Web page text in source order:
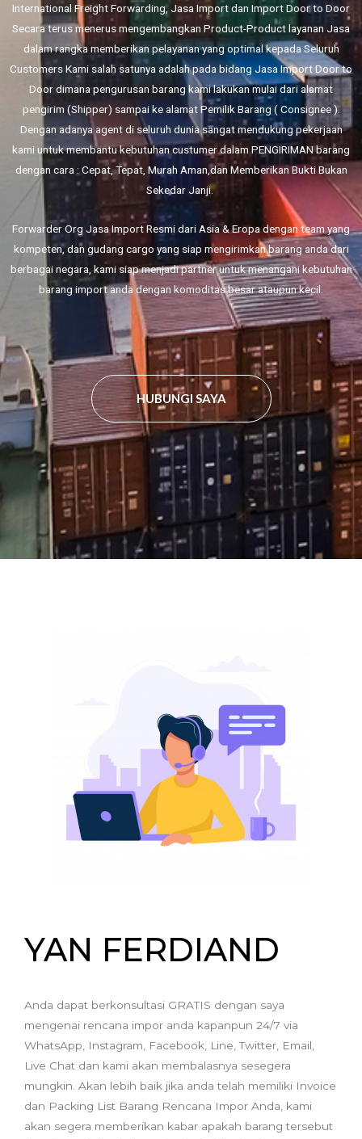
International Freight Forwarding, Jasa Importdan Import Door to Door
Secara terus menerus mengembangkan Product-Product layanan Jasa
dalam rangka memberikan pelayanan yang optimal kepada Seluruh
Customers Kami salah satunya adalah pada bidang Jasa Import Door to
Door dimana pengurusan barang kami lakukan mulai dari alamat
pengirim (Shipper) sampai ke alamat Pemilik Barang ( Consignee ).
Dengan adanya agent di seluruh dunia sangat mendukung pekerjaan
kami untuk membantu kebutuhan custumer dalam PENGIRIMAN barang
dengan cara : Cepat, Tepat, Murah Aman,dan Memberikan Bukti Bukan
Sekedar Janji.
Forwarder Org Jasa Import Resmi dari Asia & Eropa dengan team yang
kompeten, dan gudang cargo yang siap mengirimkan barang anda dari
berbagai negara, kami siap menjadi partner untuk menangani kebutuhan
barang import anda dengan komoditas besar ataupun kecil.
HUBUNGI SAYA
YAN FERDIAND
Anda dapat berkonsultasi GRATIS dengan saya
mengenai rencana impor anda kapanpun 24/7 via
WhatsApp, Instagram, Facebook, Line, Twitter, Email,
Live Chat dan kami akan membalasnya sesegera
mungkin. Akan lebih baik jika anda telah memiliki Invoice
dan Packing List Barang Rencana Impor Anda, kami
akan segera memberikan kabar apakah barang tersebut